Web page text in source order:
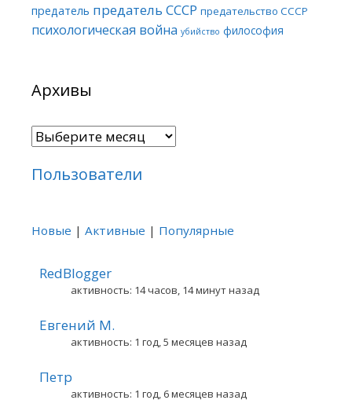
предатель предатель СССР предательство СССР
психологическая война убийство философия
Архивы
Архивы
Пользователи
Новые | Активные | Популярные
RedBlogger
активность: 14 часов, 14 минут назад
Евгений М.
активность: 1 год, 5 месяцев назад
Петр
активность: 1 год, 6 месяцев назад